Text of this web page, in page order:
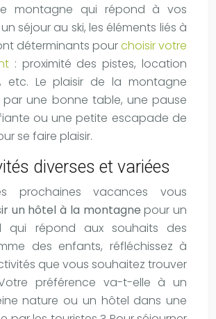
montagne qui répond à vos
séjour au ski, les éléments liés à
déterminants pourchoisir votre
: proximité des pistes, location
etc. Le plaisir de la montagne
par une bonne table, une pause
ou une petite escapade de
se faire plaisir.
diverses et variées
prochaines vacances vous
un hôtel à la montagne pour un
qui répond aux souhaits des
des enfants, réfléchissez à
que vous souhaitez trouver
préférence va-t-elle à un
nature ou un hôtel dans une